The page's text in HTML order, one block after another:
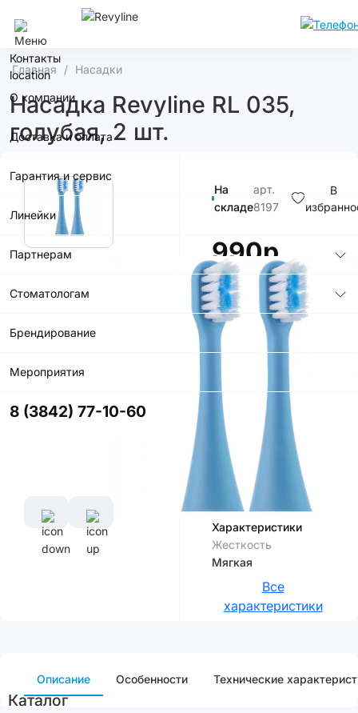
Кемерово
Контакты
О компании
Доставка и оплата
Гарантия и сервис
Линейки
Партнерам
Стоматологам
Брендирование
Мероприятия
8 (3842) 77-10-60
Каталог
Главная Насадки
Насадка Revyline RL 035,
голубая, 2 шт.
На
складе
арт.
8197
В
990р.
В корзину
приложении
со скидкой
Цвет
Характеристики
Жесткость
Мягкая
Все
характеристики
Описание Особенности Технические